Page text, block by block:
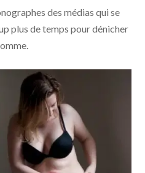
des médias qui se
plus de temps pour dénicher